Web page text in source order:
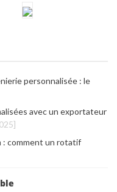
personnalisée : le
avec un exportateur
: comment un rotatif